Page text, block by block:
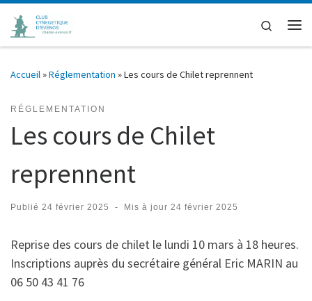
Passer au contenu
Search
Accueil»Réglementation »Les cours de Chilet reprennent
RÉGLEMENTATION
Les cours de Chilet
reprennent
Publié 24 février 2025 - Mis à jour 24 février 2025
Reprise des cours de chilet le lundi 10 mars à 18 heures.
Inscriptions auprès du secrétaire général Eric MARIN au
06 50 43 41 76